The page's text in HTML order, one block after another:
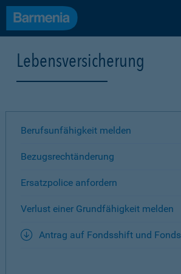
Lebensversicherung
Berufsunfähigkeit melden
Bezugsrechtänderung
Ersatzpolice anfordern
Verlust einer Grundfähigkeit melden
Antrag auf Fondsshift und